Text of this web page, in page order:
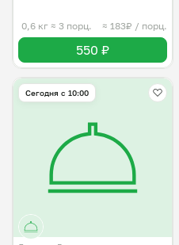
0,6 кг ≈ 3 порц. ≈ 183₽ / порц.
550 ₽
Сегодня с 10:00